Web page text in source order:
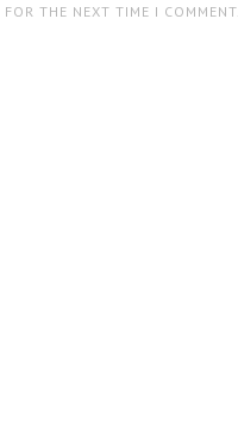
THE NEXT TIME I COMMENT.